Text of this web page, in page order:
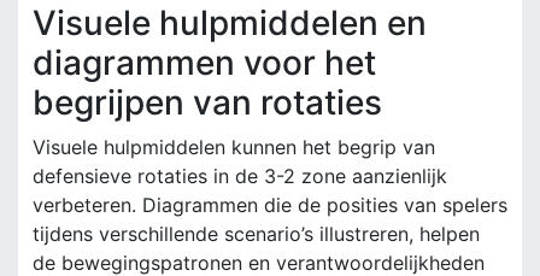
Visuele hulpmiddelen en
diagrammen voor het
begrijpen van rotaties
Visuele hulpmiddelen kunnen het begrip van
defensieve rotaties in de 3-2 zone aanzienlijk
verbeteren. Diagrammen die de posities van spelers
tijdens verschillende scenario’s illustreren, helpen
de bewegingspatronen en verantwoordelijkheden